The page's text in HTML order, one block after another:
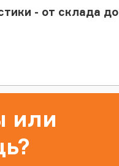
- от склада до
или